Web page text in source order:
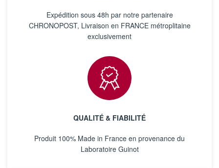
Expédition sous 48h par notre partenaire
CHRONOPOST, Livraison en FRANCE métroplitaine
exclusivement
QUALITÉ & FIABILITÉ
Produit 100% Made in France en provenance du
Laboratoire Guinot